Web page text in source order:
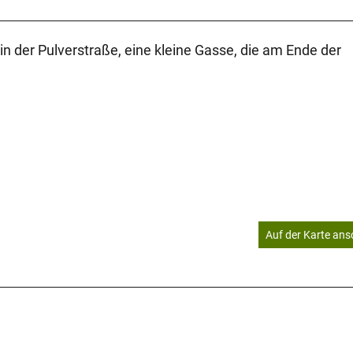
der Pulverstraße, eine kleine Gasse, die am Ende der
Auf der Karte